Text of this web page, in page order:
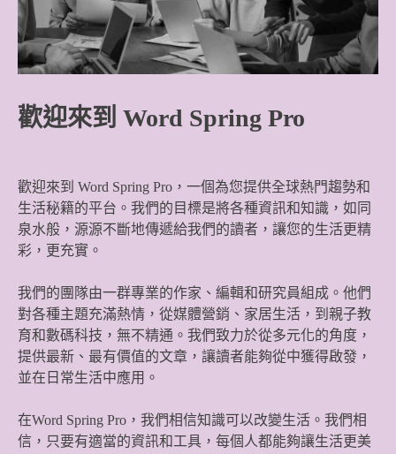
歡迎來到 Word Spring Pro
歡迎來到 Word Spring Pro，一個為您提供全球熱門趨勢和
生活秘籍的平台。我們的目標是將各種資訊和知識，如同
泉水般，源源不斷地傳遞給我們的讀者，讓您的生活更精
彩，更充實。
我們的團隊由一群專業的作家、編輯和研究員組成。他們
對各種主題充滿熱情，從媒體營銷、家居生活，到親子教
育和數碼科技，無不精通。我們致力於從多元化的角度，
提供最新、最有價值的文章，讓讀者能夠從中獲得啟發，
並在日常生活中應用。
在Word Spring Pro，我們相信知識可以改變生活。我們相
信，只要有適當的資訊和工具，每個人都能夠讓生活更美